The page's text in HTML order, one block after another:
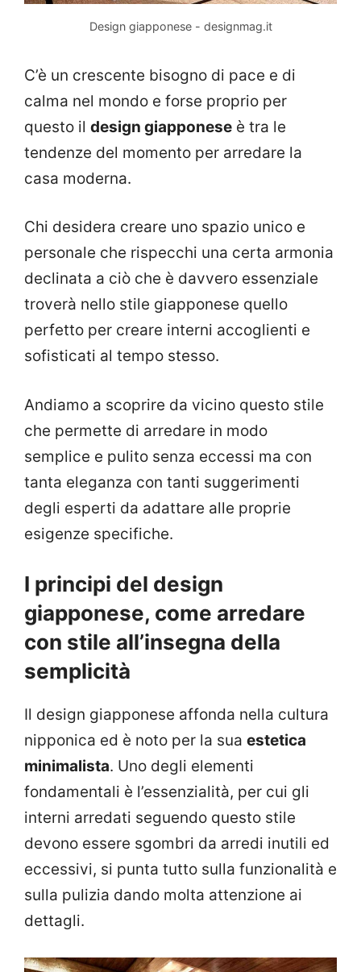
Design giapponese - designmag.it
C’è un crescente bisogno di pace e di
calma nel mondo e forse proprio per
questo il design giapponese è tra le
tendenze del momento per arredare la
casa moderna.
Chi desidera creare uno spazio unico e
personale che rispecchi una certa armonia
declinata a ciò che è davvero essenziale
troverà nello stile giapponese quello
perfetto per creare interni accoglienti e
sofisticati al tempo stesso.
Andiamo a scoprire da vicino questo stile
che permette di arredare in modo
semplice e pulito senza eccessi ma con
tanta eleganza con tanti suggerimenti
degli esperti da adattare alle proprie
esigenze specifiche.
I principi del design
giapponese, come arredare
con stile all’insegna della
semplicità
Il design giapponese affonda nella cultura
nipponica ed è noto per la sua estetica
minimalista. Uno degli elementi
fondamentali è l’essenzialità, per cui gli
interni arredati seguendo questo stile
devono essere sgombri da arredi inutili ed
eccessivi, si punta tutto sulla funzionalità e
sulla pulizia dando molta attenzione ai
dettagli.